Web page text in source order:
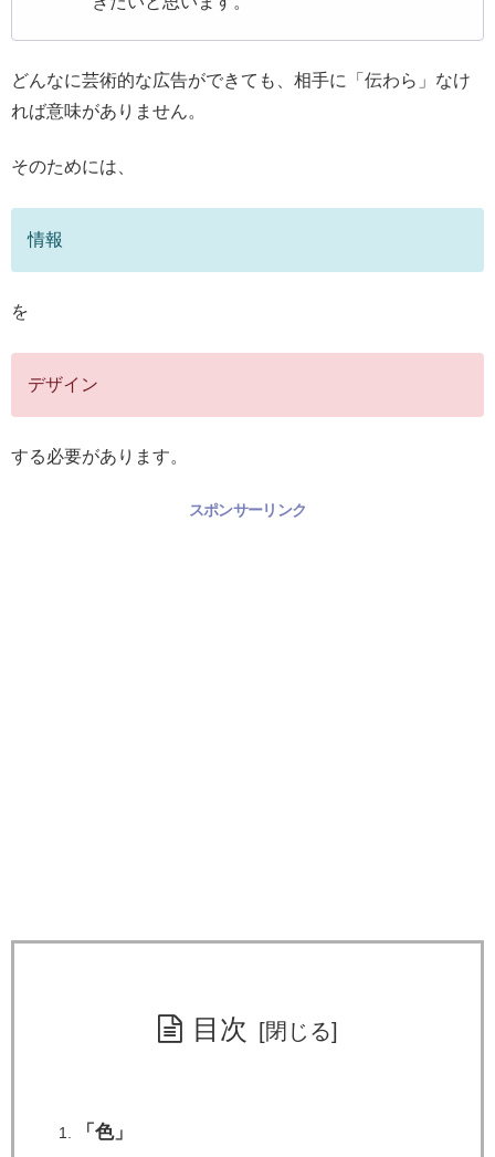
どんなに芸術的な広告ができても、相手に「伝わら」なけ
れば意味がありません。
そのためには、
情報
を
デザイン
する必要があります。
スポンサーリンク
目次
「色」